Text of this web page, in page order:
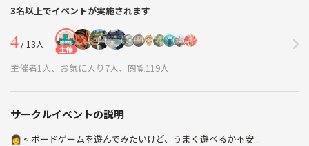
3名以上でイベントが実施されます
4 / 13人 主催
主催者1人、お気に入り7人、閲覧119人
サークルイベントの説明
👩 < ボードゲームを遊んでみたいけど、うまく遊べるか不安...